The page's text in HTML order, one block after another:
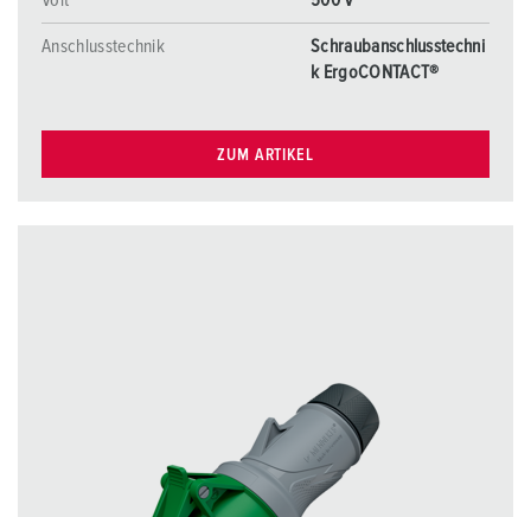
Anschlusstechnik
Schraubanschlusstechni
k ErgoCONTACT®
ZUM ARTIKEL